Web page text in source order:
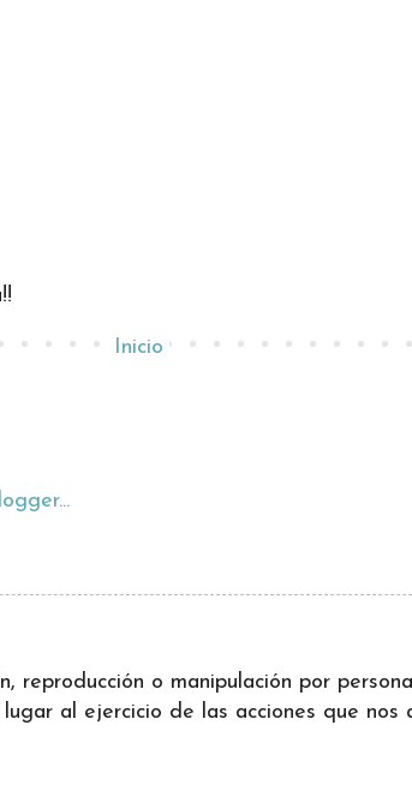
Inicio
reproducción o manipulación por
al ejercicio de las acciones que nos